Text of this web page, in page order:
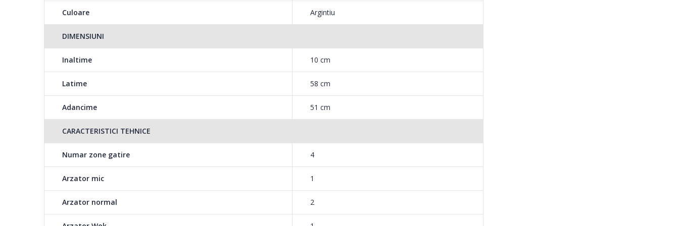
Culoare Argintiu
DIMENSIUNI
Inaltime 10 cm
Latime 58 cm
Adancime 51 cm
CARACTERISTICI TEHNICE
Numar zone gatire 4
Arzator mic 1
Arzator normal 2